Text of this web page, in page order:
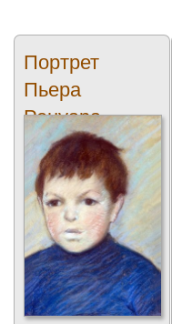
Портрет
Пьера
Ренуара